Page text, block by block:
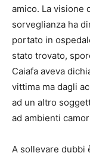
amico. La visione
sorveglianza ha
portato in
stato trovato,
Caiafa aveva
vittima ma dagli
ad un altro
ad ambienti
A sollevare dubbi